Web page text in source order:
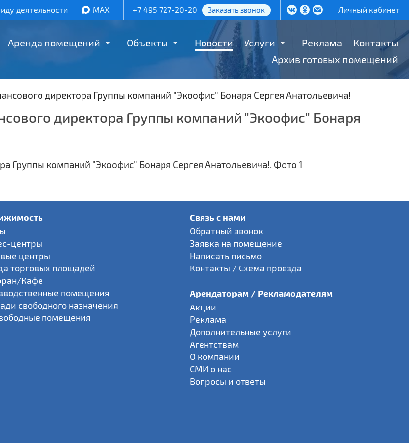
деятельности MAX +7 495 727-20-20 Заказать звонок Личный кабинет
Аренда помещений Объекты Новости Услуги Реклама
Контакты
Архив готовых помещений
директора Группы компаний "Экоофис" Бонаря Сергея Анатольевича!
директора Группы компаний "Экоофис" Бонаря
центры
центры
торговых площадей
Кафе
помещения
свободного назначения
помещения
Связь с нами
Обратный звонок
Заявка на помещение
Написать письмо
Контакты / Схема проезда
Арендаторам / Рекламодателям
Акции
Реклама
Дополнительные услуги
Агентствам
О компании
СМИ о нас
Вопросы и ответы